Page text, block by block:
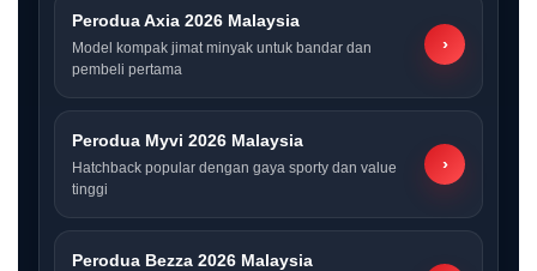
Perodua Axia 2026 Malaysia
Model kompak jimat minyak untuk bandar dan
pembeli pertama
›
Perodua Myvi 2026 Malaysia
Hatchback popular dengan gaya sporty dan value
tinggi
›
Perodua Bezza 2026 Malaysia